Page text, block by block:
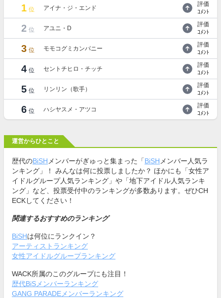
1 位 アイナ・ジ・エンド
評価
ｺﾒﾝﾄ
2 位 アユニ・D
評価
ｺﾒﾝﾄ
3 位 モモコグミカンパニー
評価
ｺﾒﾝﾄ
4 位 セントチヒロ・チッチ
評価
ｺﾒﾝﾄ
5 位 リンリン（歌手）
評価
ｺﾒﾝﾄ
6 位 ハシヤスメ・アツコ
評価
ｺﾒﾝﾄ
運営からひとこと
歴代のBiSH メンバーがぎゅっと集まった「BiSH メンバー人気ラ
ンキング」！ みんなは何に投票しましたか？ ほかにも「女性ア
イドルグループ人気ランキング」や「地下アイドル人気ランキ
ング」など、投票受付中のランキングが多数あります。ぜひCH
ECKしてください！
関連するおすすめのランキング
BiSHは何位にランクイン？
アーティストランキング
女性アイドルグループランキング
WACK所属のこのグループにも注目！
歴代BiSメンバーランキング
GANG PARADEメンバーランキング